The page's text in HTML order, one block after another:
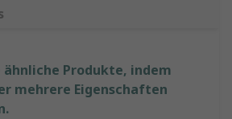
ähnliche Produkte, indem
mehrere Eigenschaften